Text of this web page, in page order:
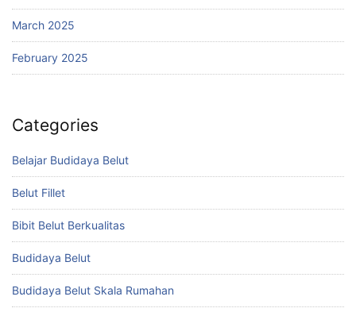
March 2025
February 2025
Categories
Belajar Budidaya Belut
Belut Fillet
Bibit Belut Berkualitas
Budidaya Belut
Budidaya Belut Skala Rumahan